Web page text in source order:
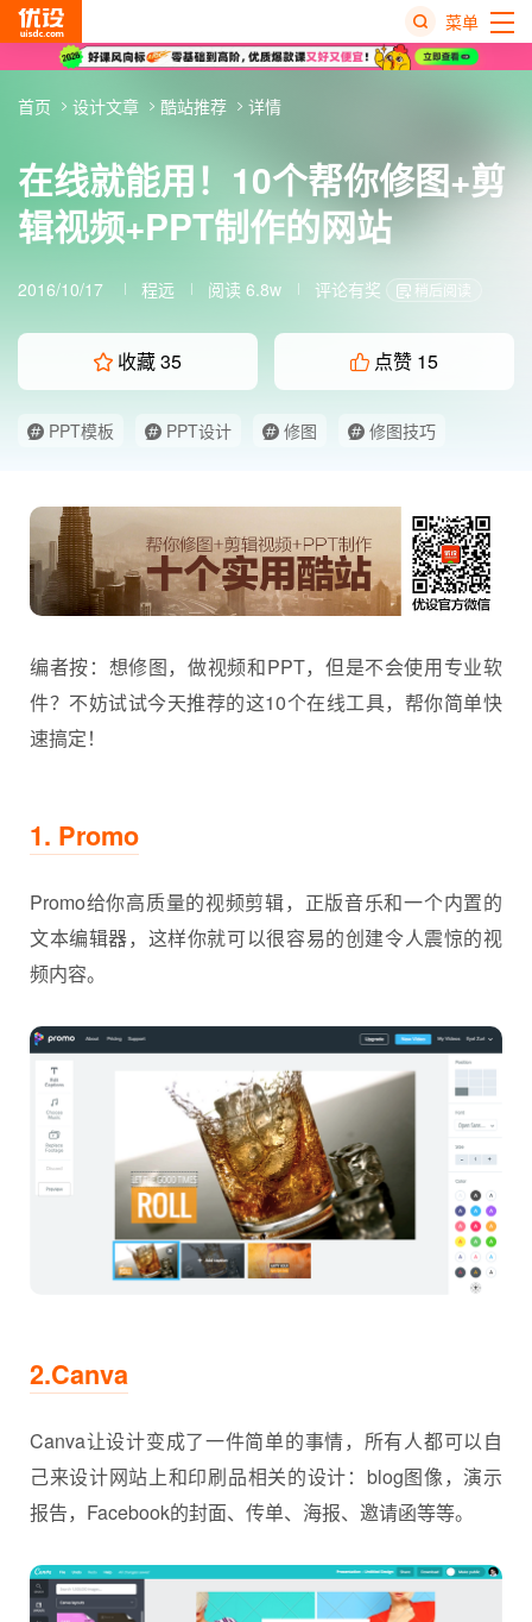
菜单
在线就能用！10个帮你修图+剪
辑视频+PPT制作的网站
2016/10/17 程远 阅读 6.8w 评论有奖 稍后阅读
收藏35 点赞 15
PPT模板 PPT设计 修图
修图技巧
首页 设计文章 酷站推荐 详情
编者按：想修图，做视频和PPT，但是不会使用专业软
件？不妨试试今天推荐的这10个在线工具，帮你简单快
速搞定！
1. Promo
Promo给你高质量的视频剪辑，正版音乐和一个内置的
文本编辑器，这样你就可以很容易的创建令人震惊的视
频内容。
2.Canva
Canva让设计变成了一件简单的事情，所有人都可以自
己来设计网站上和印刷品相关的设计：blog图像，演示
报告，Facebook的封面、传单、海报、邀请函等等。